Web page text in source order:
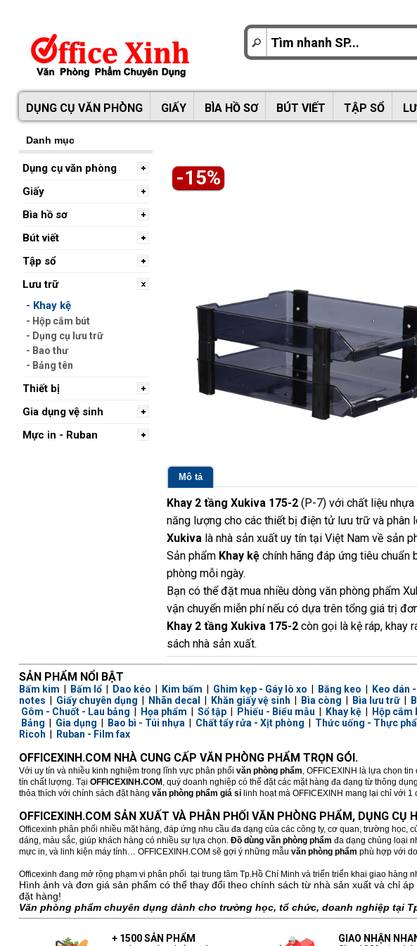
DỤNG CỤ VĂN PHÒNG GIẤY BÌA HỒ SƠ BÚT VIẾT TẬP SỔ
Danh mục
Dụng cụ văn phòng
Giấy
Bìa hồ sơ
Bút viết
Tập sổ
Lưu trữ
- Khay kệ
- Hộp cắm bút
- Dụng cụ lưu trữ
- Bao thư
- Bảng tên
Thiết bị
Gia dụng vệ sinh
Mực in - Ruban
-15%
Mô tả
Khay 2 tầng Xukiva 175-2(P-7) với chất liệu nhựa
năng lượng cho các thiết bị điện tử lưu trữ và
Xukivalà nhà sản xuất uy tín tại Việt Nam về sản
Sản phẩm Khay kệchính hãng đáp ứng tiêu chuẩn
phòng mỗi ngày.
Bạn có thể đặt mua nhiều dòng văn phòng phẩm
vận chuyển miễn phí nếu có dựa trên tổng giá trị
Khay 2 tầng Xukiva 175-2còn gọi là kệ ráp, khay
sách nhà sản xuất.
SẢN PHẨM NỔI BẬT
Bấm kim Bấm lổ| Dao kéo Kim bấm Ghim kẹp - Gáy lò xo Băng keo Keo dán
notes
Giấy chuyên dụng Nhãn decal Khăn giấy vệ sinh Bìa còng Bìa lưu trữ|
Gôm - Chuốt - Lau bảng
Họa phẩm Sổ tập| Phiếu - Biểu mẫu Khay kệ| Hộp cắm
Bảng
Gia dụng Bao bì - Túi nhựa Chất tẩy rửa - Xịt phòng Thức uống - Thực
Ricoh
Ruban - Film fax
OFFICEXINH.COM NHÀ CUNG CẤP VĂN PHÒNG PHẨM TRỌN GÓI.
Với uy tín và nhiều kinh nghiệm trong lĩnh vực phân phối văn phòng phẩm, OFFICEXINH là lựa chọn
tín chất lượng. Tại OFFICEXINH.COM , quý doanh nghiệp có thể đặt các mặt hàng đa dạng từ thông
thỏa thích với chính sách đặt hàng văn phòng phẩm giá sỉlinh hoạt mà OFFICEXINH mang lại chỉ với
OFFICEXINH.COM SẢN XUẤT VÀ PHÂN PHỐI VĂN PHÒNG PHẨM, DỤNG CỤ
Officexinh phân phối nhiều mặt hàng, đáp ứng nhu cầu đa dạng của các công ty, cơ quan, trường học,
dáng, màu sắc, giúp khách hàng có nhiều sự lựa chọn. Đồ dùng văn phòng phẩm đa dạng chủng loại
mực in, và linh kiện máy tính… OFFICEXINH.COM sẽ gợi ý những mẫu văn phòng phẩm phù hợp với
Officexinh đang mở rộng phạm vi phân phối tại trung tâm Tp.Hồ Chí Minh và triển triển khai giao hàng
Hình ảnh và đơn giá sản phẩm có thể thay đổi theo chính sách từ nhà sản xuất và chỉ
đặt hàng!
Văn phòng phẩm chuyên dụng dành cho trường học, tổ chức, doanh nghiệp tại
+ 1500 SẢN PHẨM
GIAO NHẬN